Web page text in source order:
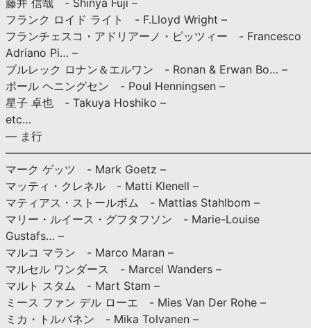
藤井 信哉 - Shinya Fuji –
フランク ロイド ライト - F.Lloyd Wright –
フランチェスコ・アドリアーノ・ピッツィー - Francesco
Adriano Pi… –
ブルレック ロナン＆エルワン - Ronan & Erwan Bo… –
ポール ヘニングセン - Poul Henningsen –
星子 卓也 - Takuya Hoshiko –
etc…
— ま行
マーク ゲッツ - Mark Goetz –
マッティ・クレネル - Matti Klenell –
マティアス・ストールボム - Mattias Stahlbom –
マリー・ルイース・グフタフソン - Marie-Louise
Gustafs… –
マルコ マラン - Marco Maran –
マルセル ワンダース - Marcel Wanders –
マルト スタム - Mart Stam –
ミース ファン デル ローエ - Mies Van Der Rohe –
ミカ・トルバネン - Mika Tolvanen –